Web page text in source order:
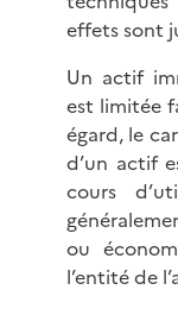
effets sont
Un actif
est limitée
égard, le
d’un actif
cours
ou
l’entité de